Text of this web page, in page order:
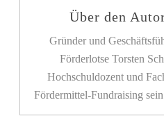
Über den
Gründer und
Förderlotse Torsten
Hochschuldozent und
Fördermittel-Fundraising